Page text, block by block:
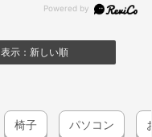
表示：新しい順
椅子 パソコン